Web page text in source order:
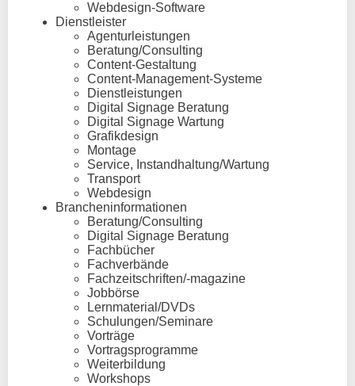
Webdesign-Software
Dienstleister
Agenturleistungen
Beratung/Consulting
Content-Gestaltung
Content-Management-Systeme
Dienstleistungen
Digital Signage Beratung
Digital Signage Wartung
Grafikdesign
Montage
Service, Instandhaltung/Wartung
Transport
Webdesign
Brancheninformationen
Beratung/Consulting
Digital Signage Beratung
Fachbücher
Fachverbände
Fachzeitschriften/-magazine
Jobbörse
Lernmaterial/DVDs
Schulungen/Seminare
Vorträge
Vortragsprogramme
Weiterbildung
Workshops